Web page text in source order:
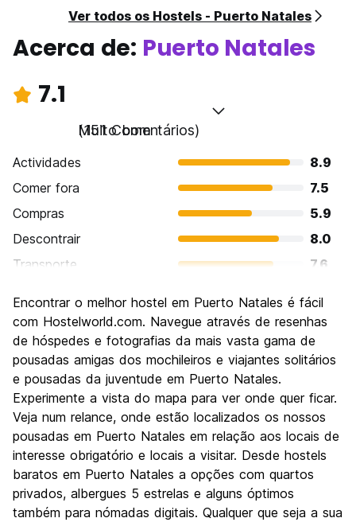
Ver todos os Hostels - Puerto Natales
Acerca de: Puerto Natales
7.1
Muito bom
(151 Comentários)
Actividades
8.9
Comer fora
7.5
Compras
5.9
Descontrair
8.0
Transporte
7.6
Cultura
6.0
Festas / vida noturna
5.5
Custo-beneficio
7.2
Encontrar o melhor hostel em Puerto Natales é fácil
com Hostelworld.com. Navegue através de resenhas
de hóspedes e fotografias da mais vasta gama de
pousadas amigas dos mochileiros e viajantes solitários
e pousadas da juventude em Puerto Natales.
Experimente a vista do mapa para ver onde quer ficar.
Veja num relance, onde estão localizados os nossos
pousadas em Puerto Natales em relação aos locais de
interesse obrigatório e locais a visitar. Desde hostels
baratos em Puerto Natales a opções com quartos
privados, albergues 5 estrelas e alguns óptimos
também para nómadas digitais. Qualquer que seja a sua